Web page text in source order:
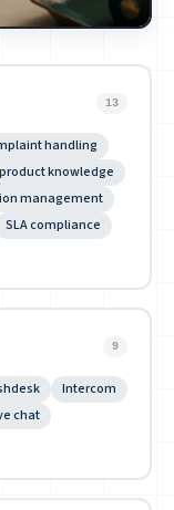
13
handling
product knowledge
management
SLA compliance
9
Intercom
chat